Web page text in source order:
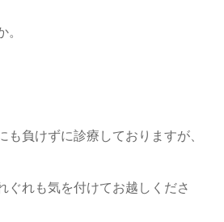
。
も負けずに診療しておりますが、
ぐれも気を付けてお越しくださ